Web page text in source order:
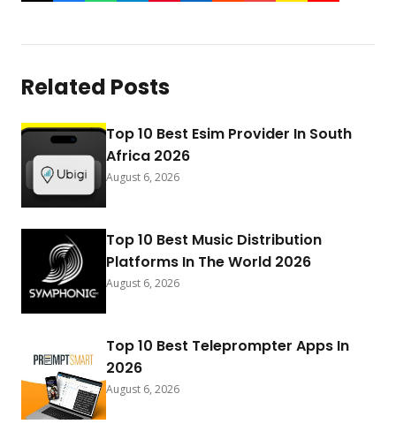
Related Posts
Top 10 Best Esim Provider In South
Africa 2026
August 6, 2026
Top 10 Best Music Distribution
Platforms In The World 2026
August 6, 2026
Top 10 Best Teleprompter Apps In
2026
August 6, 2026